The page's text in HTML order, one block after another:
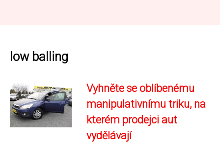
low balling
Vyhněte se oblíbenému
manipulativnímu triku, na
kterém prodejci aut
vydělávají